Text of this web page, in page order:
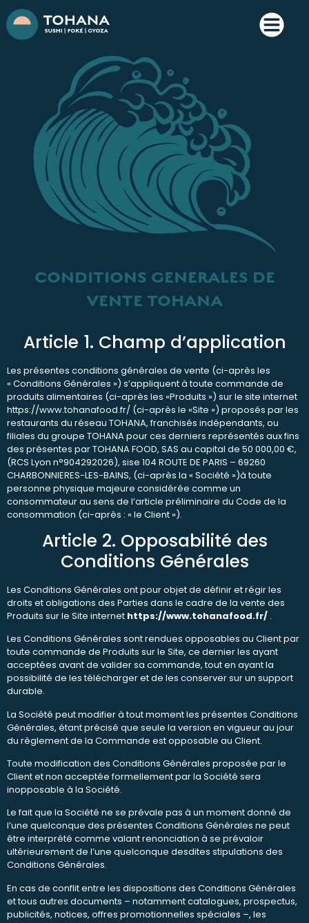
CONDITIONS GENERALES DE
VENTE TOHANA
Article 1. Champ d’application
Les présentes conditions générales de vente (ci-après les
« Conditions Générales ») s’appliquent à toute commande de
produits alimentaires (ci-après les «Produits ») sur le site internet
https://www.tohanafood.fr/ (ci-après le «Site ») proposés par les
restaurants du réseau TOHANA, franchisés indépendants, ou
filiales du groupe TOHANA pour ces derniers représentés aux fins
des présentes par TOHANA FOOD, SAS au capital de 50 000,00 €,
(RCS Lyon n°904292026), sise 104 ROUTE DE PARIS – 69260
CHARBONNIERES-LES-BAINS, (ci-après la « Société »)à toute
personne physique majeure considérée comme un
consommateur au sens de l’article préliminaire du Code de la
consommation (ci-après : « le Client »).
Article 2. Opposabilité des
Conditions Générales
Les Conditions Générales ont pour objet de définir et régir les
droits et obligations des Parties dans le cadre de la vente des
Produits sur le Site internet https://www.tohanafood.fr/ .
Les Conditions Générales sont rendues opposables au Client par
toute commande de Produits sur le Site, ce dernier les ayant
acceptées avant de valider sa commande, tout en ayant la
possibilité de les télécharger et de les conserver sur un support
durable.
La Société peut modifier à tout moment les présentes Conditions
Générales, étant précisé que seule la version en vigueur au jour
du règlement de la Commande est opposable au Client.
Toute modification des Conditions Générales proposée par le
Client et non acceptée formellement par la Société sera
inopposable à la Société.
Le fait que la Société ne se prévale pas à un moment donné de
l’une quelconque des présentes Conditions Générales ne peut
être interprété comme valant renonciation à se prévaloir
ultérieurement de l’une quelconque desdites stipulations des
Conditions Générales.
En cas de conflit entre les dispositions des Conditions Générales
et tous autres documents – notamment catalogues, prospectus,
publicités, notices, offres promotionnelles spéciales –, les